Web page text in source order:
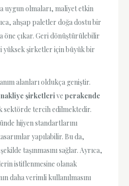
uygun olmaları, maliyet etkin
ahşap paletler doğa dostu bir
öne çıkar. Geri dönüştürülebilir
yüksek şirketler için büyük bir
alanları oldukça geniştir.
nakliye şirketleriveperakende
sektörde tercih edilmektedir.
hijyen standartlarını
yapılabilir. Bu da,
taşınmasını sağlar. Ayrıca,
istiflenmesine olanak
daha verimli kullanılmasını